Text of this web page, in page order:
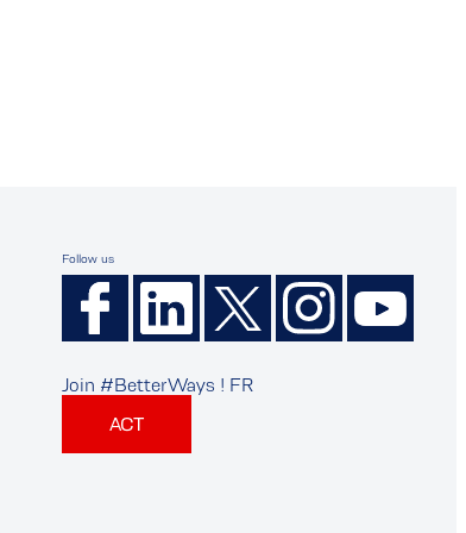
Follow us
Join #BetterWays ! FR
ACT